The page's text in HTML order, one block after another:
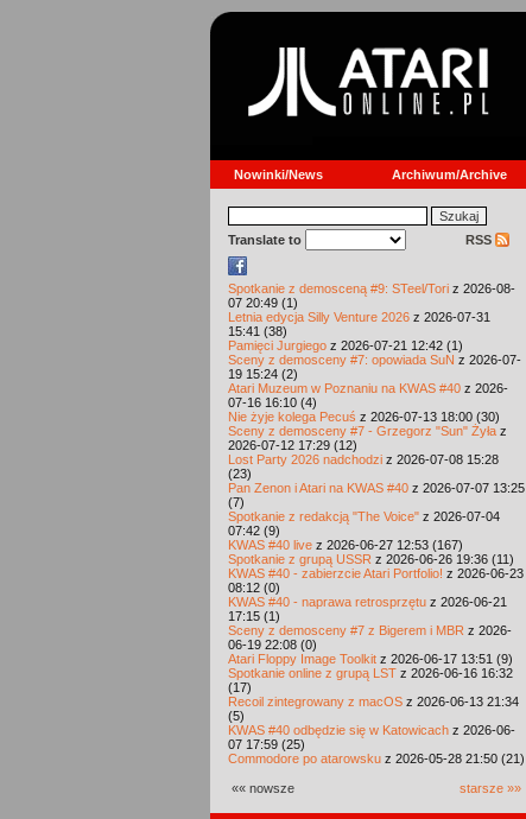
Nowinki/News Archiwum/Archive
Translate to RSS
Spotkanie z demosceną #9: STeel/Tori z 2026-08-
07 20:49 (1)
Letnia edycja Silly Venture 2026 z 2026-07-31
15:41 (38)
Pamięci Jurgiego z 2026-07-21 12:42 (1)
Sceny z demosceny #7: opowiada SuN z 2026-07-
19 15:24 (2)
Atari Muzeum w Poznaniu na KWAS #40 z 2026-
07-16 16:10 (4)
Nie żyje kolega Pecuś z 2026-07-13 18:00 (30)
Sceny z demosceny #7 - Grzegorz "Sun" Żyła z
2026-07-12 17:29 (12)
Lost Party 2026 nadchodzi z 2026-07-08 15:28
(23)
Pan Zenon i Atari na KWAS #40 z 2026-07-07 13:25
(7)
Spotkanie z redakcją "The Voice" z 2026-07-04
07:42 (9)
KWAS #40 live z 2026-06-27 12:53 (167)
Spotkanie z grupą USSR z 2026-06-26 19:36 (11)
KWAS #40 - zabierzcie Atari Portfolio! z 2026-06-23
08:12 (0)
KWAS #40 - naprawa retrosprzętu z 2026-06-21
17:15 (1)
Sceny z demosceny #7 z Bigerem i MBR z 2026-
06-19 22:08 (0)
Atari Floppy Image Toolkit z 2026-06-17 13:51 (9)
Spotkanie online z grupą LST z 2026-06-16 16:32
(17)
Recoil zintegrowany z macOS z 2026-06-13 21:34
(5)
KWAS #40 odbędzie się w Katowicach z 2026-06-
07 17:59 (25)
Commodore po atarowsku z 2026-05-28 21:50 (21)
«« nowsze starsze »»